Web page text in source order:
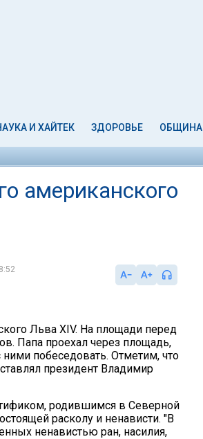
И ХАЙТЕК ЗДОРОВЬЕ ОБЩИНА
американского
Льва XIV. На площади перед
Папа проехал через площадь,
ними побеседовать. Отметим, что
президент Владимир
родившимся в Северной
расколу и ненависти. "В
ненавистью ран, насилия,